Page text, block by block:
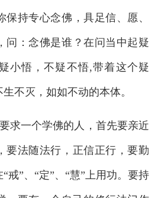
保持专心念佛，具足信、愿、
问：念佛是谁？在问当中起疑
小悟，不疑不悟,带着这个疑
不灭，如如不动的本体。
求一个学佛的人，首先要亲近
要法随法行，正信正行，要勤
戒”、“定”、“慧”上用功。要持